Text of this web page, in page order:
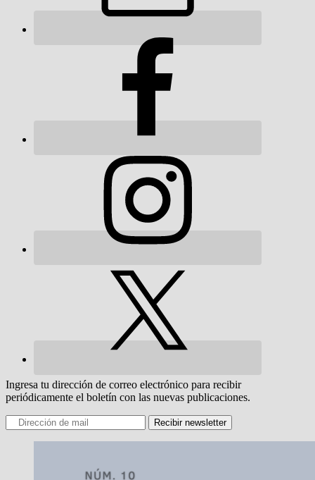
Ingresa tu dirección de correo electrónico para recibir
periódicamente el boletín con las nuevas publicaciones.
Recibir newsletter